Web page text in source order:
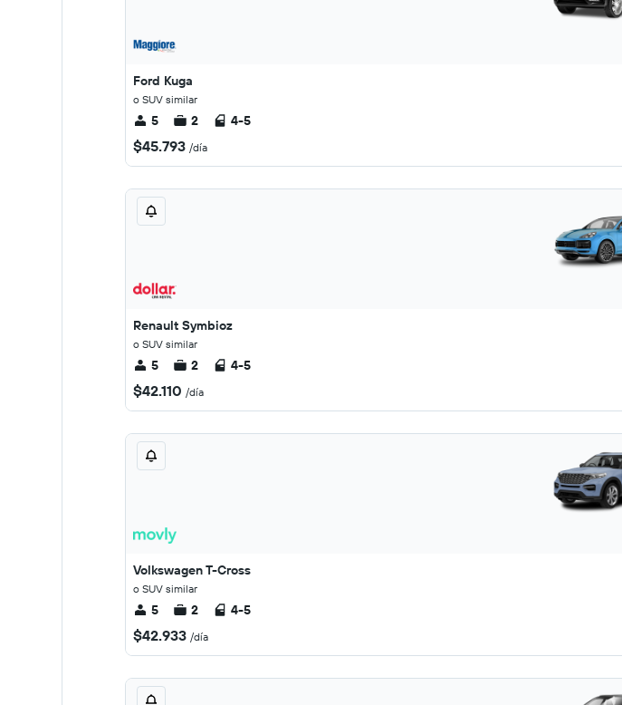
Ford Kuga
o SUV similar
5 2 4-5
$45.793 /día
Renault Symbioz
o SUV similar
5 2 4-5
$42.110 /día
Volkswagen T-Cross
o SUV similar
5 2 4-5
$42.933 /día